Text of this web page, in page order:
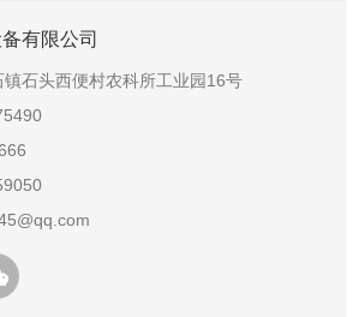
有限公司
镇石头西便村农科所工业园16号